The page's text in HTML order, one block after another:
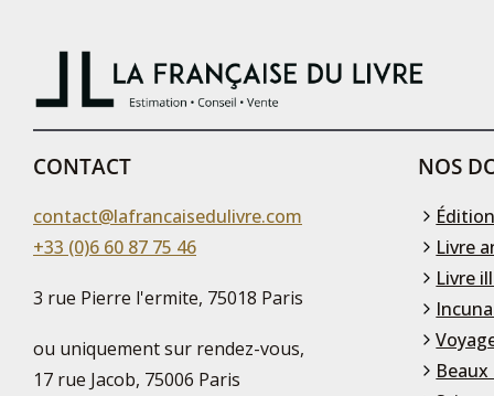
CONTACT
contact@lafrancaisedulivre.com
+33 (0)6 60 87 75 46
3 rue Pierre l'ermite, 75018 Paris
ou uniquement sur rendez-vous,
17 rue Jacob, 75006 Paris
NOS
Livre
Livre